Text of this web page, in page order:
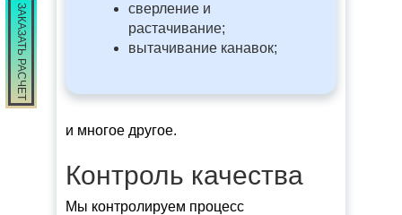
ЗАКАЗАТЬ РАСЧЕТ
сверление и
растачивание;
вытачивание канавок;
и многое другое.
Контроль качества
Мы контролируем процесс